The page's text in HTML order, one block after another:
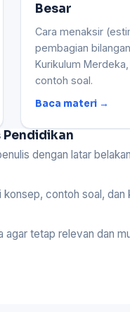
Besar
Cara menaksir
pembagian
Kurikulum
contoh soal.
Baca materi →
Pendidikan
dengan latar
contoh soal,
agar tetap relevan dan